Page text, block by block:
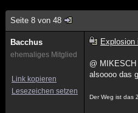
Seite 8 von 48
Bacchus
ehemaliges Mitglied
Link kopieren
Lesezeichen setzen
Explosion
@ MIKESCH
alsoooo das
Der Weg ist das